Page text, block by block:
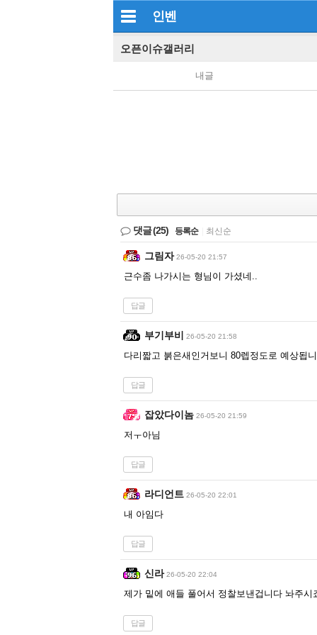
인벤
오픈이슈갤러리
내글
댓글(25) 등록순 최신순
그림자 26-05-20 21:57
근수좀 나가시는 형님이 가셨네..
답글
부기부비 26-05-20 21:58
다리짧고 붉은새인거보니 80렙정도로 예상됩
답글
잡았다이놈 26-05-20 21:59
저ㅜ아님
답글
라디언트 26-05-20 22:01
내 아임다
답글
신라 26-05-20 22:04
제가 밑에 애들 풀어서 정찰보낸겁니다 놔주시
답글